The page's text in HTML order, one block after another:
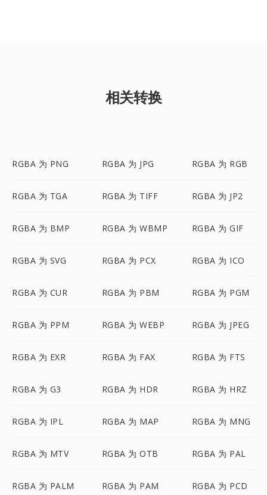
相关转换
RGBA 为 PNG RGBA 为 JPG RGBA 为 RGB
RGBA 为 TGA RGBA 为 TIFF RGBA 为 JP2
RGBA 为 BMP RGBA 为 WBMP RGBA 为 GIF
RGBA 为 SVG RGBA 为 PCX RGBA 为 ICO
RGBA 为 CUR RGBA 为 PBM RGBA 为 PGM
RGBA 为 PPM RGBA 为 WEBP RGBA 为 JPEG
RGBA 为 EXR RGBA 为 FAX RGBA 为 FTS
RGBA 为 G3 RGBA 为 HDR RGBA 为 HRZ
RGBA 为 IPL RGBA 为 MAP RGBA 为 MNG
RGBA 为 MTV RGBA 为 OTB RGBA 为 PAL
RGBA 为 PALM RGBA 为 PAM RGBA 为 PCD